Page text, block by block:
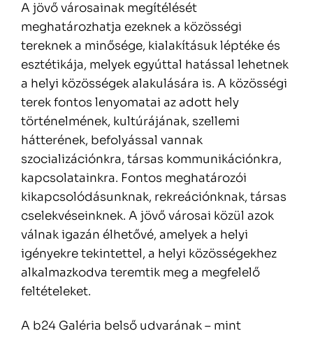
A jövő városainak megítélését
meghatározhatja ezeknek a közösségi
tereknek a minősége, kialakításuk léptéke és
esztétikája, melyek egyúttal hatással lehetnek
a helyi közösségek alakulására is. A közösségi
terek fontos lenyomatai az adott hely
történelmének, kultúrájának, szellemi
hátterének, befolyással vannak
szocializációnkra, társas kommunikációnkra,
kapcsolatainkra. Fontos meghatározói
kikapcsolódásunknak, rekreációnknak, társas
cselekvéseinknek. A jövő városai közül azok
válnak igazán élhetővé, amelyek a helyi
igényekre tekintettel, a helyi közösségekhez
alkalmazkodva teremtik meg a megfelelő
feltételeket.
A b24 Galéria belső udvarának – mint